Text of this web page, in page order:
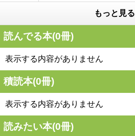
もっと見る
読んでる本(0冊)
表示する内容がありません
積読本(0冊)
表示する内容がありません
読みたい本(0冊)